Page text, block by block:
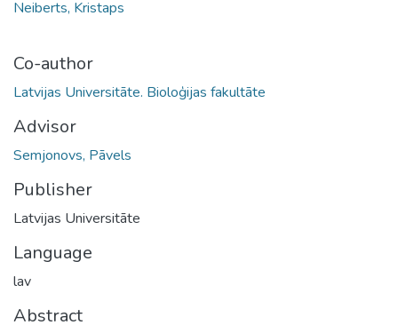
Neiberts, Kristaps
Co-author
Latvijas Universitāte. Bioloģijas fakultāte
Advisor
Semjonovs, Pāvels
Publisher
Latvijas Universitāte
Language
lav
Abstract